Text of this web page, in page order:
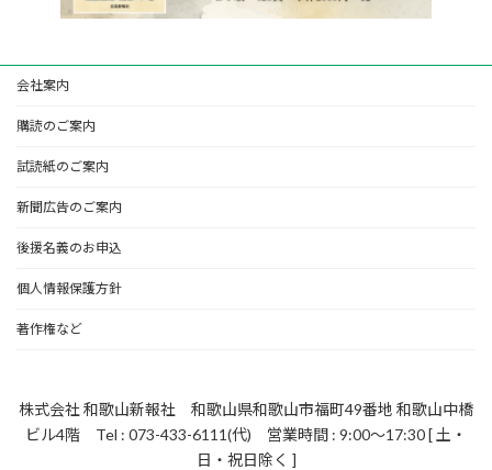
会社案内
購読のご案内
試読紙のご案内
新聞広告のご案内
後援名義のお申込
個人情報保護方針
著作権など
株式会社 和歌山新報社 和歌山県和歌山市福町49番地 和歌山中橋
ビル4階 Tel : 073-433-6111(代) 営業時間 : 9:00～17:30 [ 土・
日・祝日除く ]